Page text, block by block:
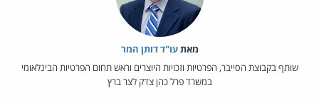
מאת‏עו"ד דותן המר
שותף בקבוצת הסייבר, הפרטיות וזכויות היוצרים וראש תחום הפרטיות הבינלאומי
במשרד פרל כהן צדק לצר ברץ